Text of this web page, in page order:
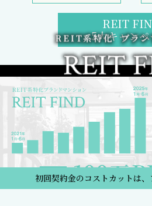
REIT
5大キャン
初回契約金のコストカットは